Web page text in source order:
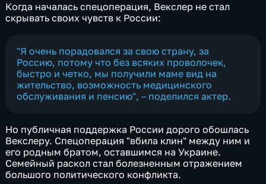
Когда началась спецоперация, Векслер не стал
скрывать своих чувств к России:
"Я очень порадовался за свою страну, за
Россию, потому что без всяких проволочек,
быстро и четко, мы получили маме вид на
жительство, возможность медицинского
обслуживания и пенсию", – поделился актер.
Но публичная поддержка России дорого обошлась
Векслеру. Спецоперация "вбила клин" между ним и
его родным братом, оставшимся на Украине.
Семейный раскол стал болезненным отражением
большого политического конфликта.